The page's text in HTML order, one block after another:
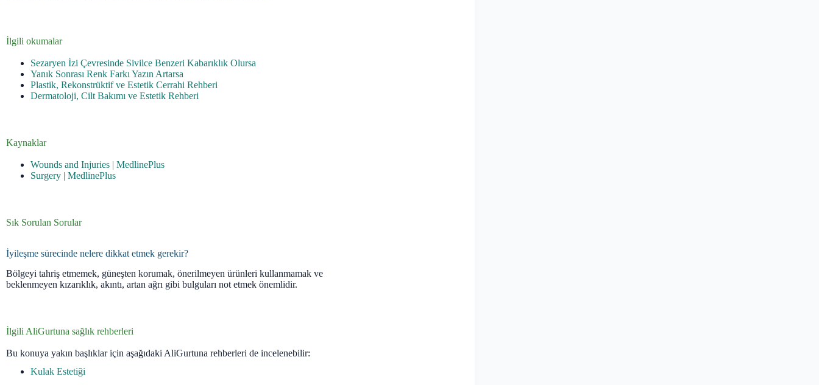
İlgili okumalar
Sezaryen İzi Çevresinde Sivilce Benzeri Kabarıklık Olursa
Yanık Sonrası Renk Farkı Yazın Artarsa
Plastik, Rekonstrüktif ve Estetik Cerrahi Rehberi
Dermatoloji, Cilt Bakımı ve Estetik Rehberi
Kaynaklar
Wounds and Injuries | MedlinePlus
Surgery | MedlinePlus
Sık Sorulan Sorular
İyileşme sürecinde nelere dikkat etmek gerekir?
Bölgeyi tahriş etmemek, güneşten korumak, önerilmeyen ürünleri kullanmamak ve
beklenmeyen kızarıklık, akıntı, artan ağrı gibi bulguları not etmek önemlidir.
İlgili AliGurtuna sağlık rehberleri
Bu konuya yakın başlıklar için aşağıdaki AliGurtuna rehberleri de incelenebilir:
Kulak Estetiği